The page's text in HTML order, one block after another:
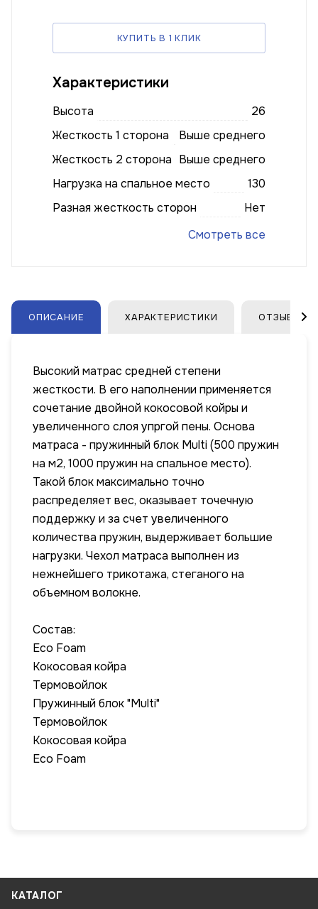
КУПИТЬ В 1 КЛИК
Характеристики
Высота
26
Жесткость 1 сторона
Выше среднего
Жесткость 2 сторона Выше среднего
Нагрузка на спальное место
130
Разная жесткость сторон
Нет
Смотреть все
ОПИСАНИЕ ХАРАКТЕРИСТИКИ ОТЗЫВЫ
Высокий матрас средней степени
жесткости. В его наполнении применяется
сочетание двойной кокосовой койры и
увеличенного слоя упргой пены. Основа
матраса - пружинный блок Multi (500 пружин
на м2, 1000 пружин на спальное место).
Такой блок максимально точно
распределяет вес, оказывает точечную
поддержку и за счет увеличенного
количества пружин, выдерживает большие
нагрузки. Чехол матраса выполнен из
нежнейшего трикотажа, стеганого на
объемном волокне.
Состав:
Eco Foam
Кокосовая койра
Термовойлок
Пружинный блок "Multi"
Термовойлок
Кокосовая койра
Eco Foam
КАТАЛОГ